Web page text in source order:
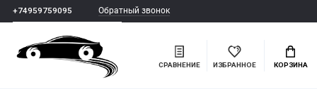
+74959759095 Обратный звонок
СРАВНЕНИЕ ИЗБРАННОЕ КОРЗИНА